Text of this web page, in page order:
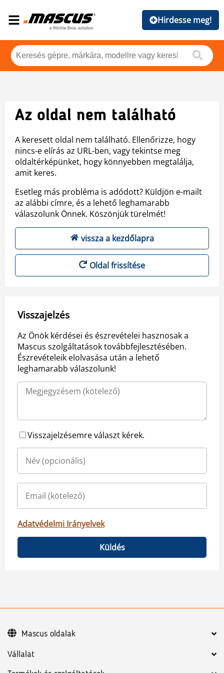
Hirdesse meg!
Az oldal nem található
A keresett oldal nem található. Ellenőrizze, hogy
nincs-e elírás az URL-ben, vagy tekintse meg
oldaltérképünket, hogy könnyebben megtalálja,
amit keres.
Esetleg más probléma is adódott? Küldjön e-mailt
az alábbi címre, és a lehető leghamarabb
válaszolunk Önnek. Köszönjük türelmét!
vissza a kezdőlapra
Oldal frissítése
Visszajelzés
Az Önök kérdései és észrevételei hasznosak a
Mascus szolgáltatások továbbfejlesztésében.
Észrevételeik elolvasása után a lehető
leghamarabb válaszolunk!
Visszajelzésemre választ kérek.
Adatvédelmi Irányelvek
Küldés
Vállalat
Mascus oldalak